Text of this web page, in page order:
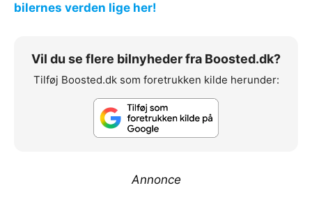
bilernes verden lige her!
Vil du se flere bilnyheder fra Boosted.dk?
Tilføj Boosted.dk som foretrukken kilde herunder:
Annonce